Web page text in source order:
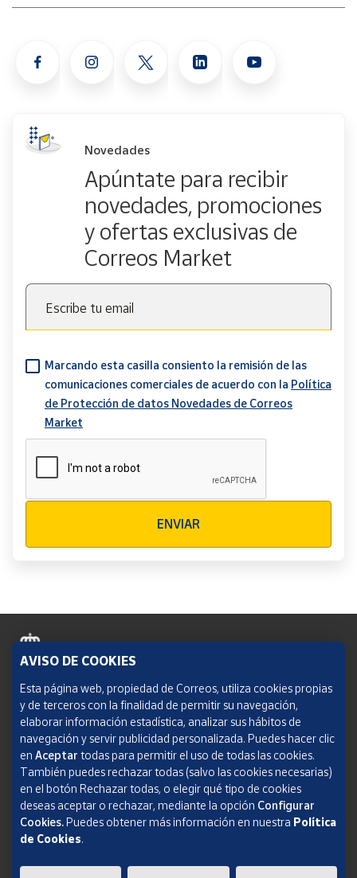
Novedades
Apúntate para recibir
novedades, promociones
y ofertas exclusivas de
Correos Market
Escribe tu email
Marcando esta casilla consiento la remisión de las
comunicaciones comerciales de acuerdo con la Política
de Protección de datos Novedades de Correos
Market
ENVIAR
Política de cookies
Aviso legal
Condiciones del servicio
Política de Privacidad Web
Informe de transparencia
SOCIEDAD ESTATAL CORREOS Y TELÉGRAFOS, S.A., S.M.E. Todos los derechos
AVISO DE COOKIES
Esta página web, propiedad de Correos, utiliza cookies propias
y de terceros con la finalidad de permitir su navegación,
elaborar información estadística, analizar sus hábitos de
navegación y servir publicidad personalizada. Puedes hacer clic
en Aceptar todas para permitir el uso de todas las cookies.
También puedes rechazar todas (salvo las cookies necesarias)
en el botón Rechazar todas, o elegir qué tipo de cookies
deseas aceptar o rechazar, mediante la opción Configurar
Cookies.Puedes obtener más información en nuestra Política
de Cookies.